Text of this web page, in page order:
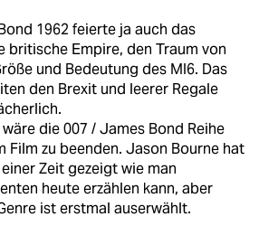
1962 feierte ja auch das
britische Empire, den Traum von
und Bedeutung des MI6. Das
den Brexit und leerer Regale
die 007 / James Bond Reihe
Film zu beenden. Jason Bourne hat
Zeit gezeigt wie man
heute erzählen kann, aber
ist erstmal auserwählt.